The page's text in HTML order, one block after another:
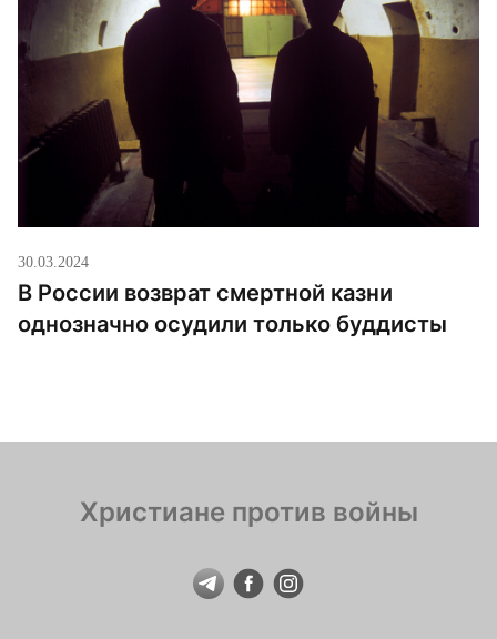
матерью Еленой и невестой Сапир Коэн, которые
тоже были в заложниках у ХАМАС, Путин сказал:
30.03.2024
В России возврат смертной казни
однозначно осудили только буддисты
Христиане против войны